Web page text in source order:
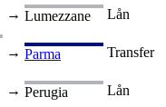
→ Lumezzane
Lån
→ Parma
Transfer
→ Perugia
Lån